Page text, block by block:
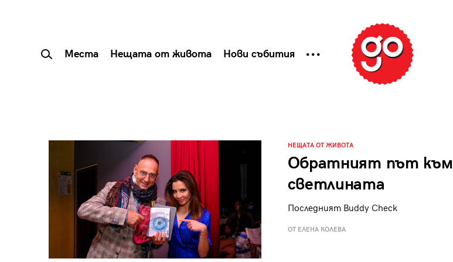
Места Нещата от живота Нови събития
НЕЩАТА ОТ ЖИВОТА
Обратният път към
светлината
Последният Buddy Check
ОТ ЕЛЕНА КОЛЕВА